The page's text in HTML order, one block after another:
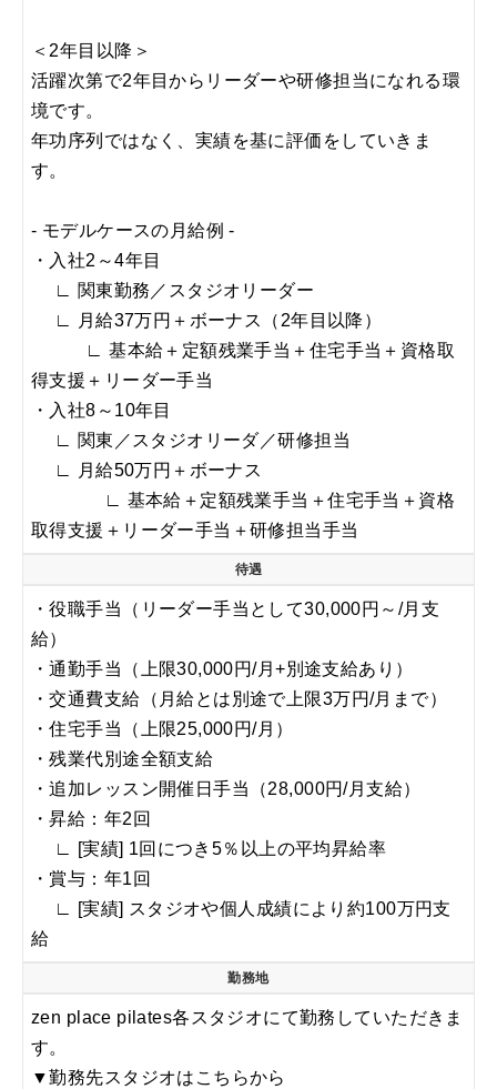
＜2年目以降＞
活躍次第で2年目からリーダーや研修担当になれる環
境です。
年功序列ではなく、実績を基に評価をしていきま
す。
- モデルケースの月給例 -
・入社2～4年目
∟ 関東勤務／スタジオリーダー
∟
月給37万円 ＋ボーナス（2年目以降）
∟ 基本給＋定額残業手当＋住宅手当＋資格取
得支援＋リーダー手当
・入社8～10年目
∟ 関東／スタジオリーダ／研修担当
∟
月給50万円 ＋ボーナス
∟ 基本給＋定額残業手当＋住宅手当＋資格
取得支援＋リーダー手当＋研修担当手当
待遇
・役職手当（リーダー手当として30,000円～/月支
給）
・通勤手当（上限30,000円/月+別途支給あり）
・交通費支給（月給とは別途で上限3万円/月まで）
・住宅手当（上限25,000円/月）
・残業代別途全額支給
・追加レッスン開催日手当（28,000円/月支給）
・昇給：年2回
∟ [実績] 1回につき5％以上の平均昇給率
・賞与：年1回
∟ [実績] スタジオや個人成績により約100万円支
給
勤務地
zen place pilates各スタジオにて勤務していただきま
す。
▼勤務先スタジオはこちらから